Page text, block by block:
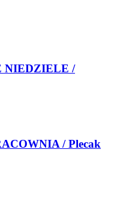
NIEDZIELE /
/ Plecak